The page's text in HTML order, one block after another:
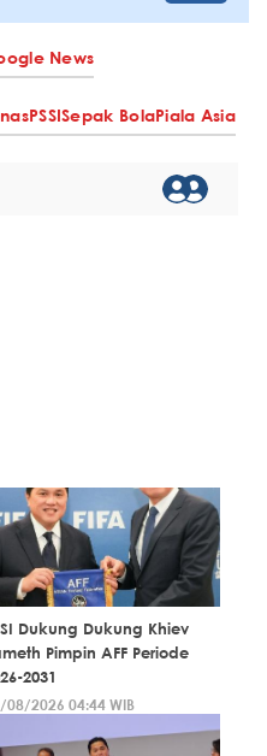
News
PSSISepak BolaPiala Asia
Dukung Dukung Khiev
Pimpin AFF Periode
2031
08/2026 04:44 WIB